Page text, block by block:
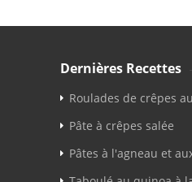
Dernières Recettes
Roulades de crêpes
Pâte à crêpes salée
Pâtes à l'agneau et